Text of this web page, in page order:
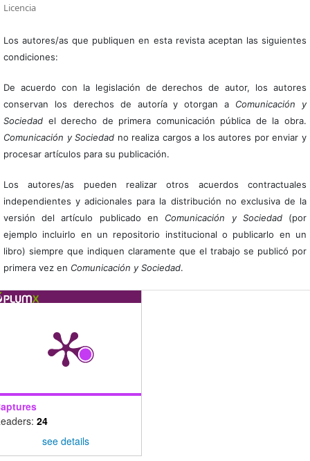
Licencia
Los autores/as que publiquen en esta revista aceptan las siguientes
condiciones:
De acuerdo con la legislación de derechos de autor, los autores
conservan los derechos de autoría y otorgan a Comunicación y
Sociedadel derecho de primera comunicación pública de la obra.
Comunicación y Sociedad no realiza cargos a los autores por enviar y
procesar artículos para su publicación.
Los autores/as pueden realizar otros acuerdos contractuales
independientes y adicionales para la distribución no exclusiva de la
versión del artículo publicado en Comunicación y Sociedad(por
ejemplo incluirlo en un repositorio institucional o publicarlo en un
libro) siempre que indiquen claramente que el trabajo se publicó por
primera vez en Comunicación y Sociedad.
24
see details